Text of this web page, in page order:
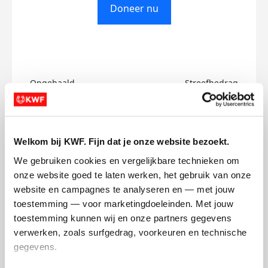
Welkom bij KWF. Fijn dat je onze website bezoekt.
We gebruiken cookies en vergelijkbare technieken om
onze website goed te laten werken, het gebruik van onze
website en campagnes te analyseren en — met jouw
toestemming — voor marketingdoeleinden. Met jouw
toestemming kunnen wij en onze partners gegevens
verwerken, zoals surfgedrag, voorkeuren en technische
gegevens.
Doneer nu
Opgehaald
€0
Streefbedrag
€50
João's badges